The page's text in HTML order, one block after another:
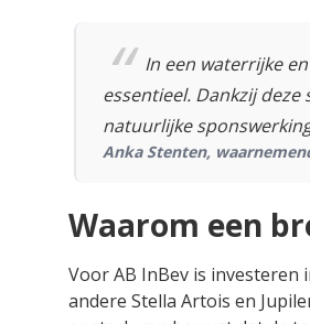
In een waterrijke
essentieel. Dankzij deze
natuurlijke
Anka Stenten,
Waarom een
Voor AB InBev is investeren
andere Stella Artois en